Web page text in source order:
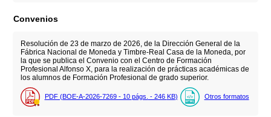
Convenios
Resolución de 23 de marzo de 2026, de la Dirección General de la
Fábrica Nacional de Moneda y Timbre-Real Casa de la Moneda, por
la que se publica el Convenio con el Centro de Formación
Profesional Alfonso X, para la realización de prácticas académicas de
los alumnos de Formación Profesional de grado superior.
PDF (BOE-A-2026-7269 - 10 págs. - 246 KB) Otros formatos